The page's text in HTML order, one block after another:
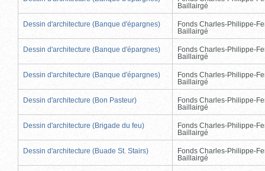
Baillairgé
Dessin d'architecture (Banque d'épargnes)
Fonds Charles-Philippe-
Baillairgé
Dessin d'architecture (Banque d'épargnes)
Fonds Charles-Philippe-
Baillairgé
Dessin d'architecture (Banque d'épargnes)
Fonds Charles-Philippe-
Baillairgé
Dessin d'architecture (Bon Pasteur)
Fonds Charles-Philippe-
Baillairgé
Dessin d'architecture (Brigade du feu)
Fonds Charles-Philippe-
Baillairgé
Dessin d'architecture (Buade St. Stairs)
Fonds Charles-Philippe-
Baillairgé